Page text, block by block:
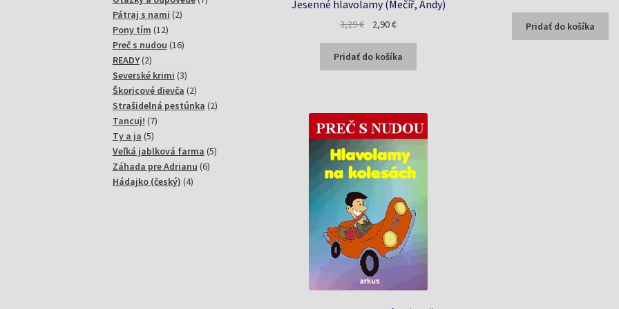
Jesenné hlavolamy (Mečíř, Andy)
3,29€
Pôvodná
bola:
3,29 €.
2,90€Aktuálna
je:
2,90 €.
Pridať do košíka
bola:
3,50 €.
je:
2,50 €.
Pridať do košíka
Pátraj s nami 22
Pony tím 1212
produktov
Preč s nudou 1616
READY 22
produkty
Severské krimi 33
produkty
Škoricové dievča 22
produkty
Strašidelná pestúnka 22
Tancuj! 77
Ty a ja 55
produktov
Veľká jablková farma 55
Záhada pre Adrianu 66
Hádajko (český) 44